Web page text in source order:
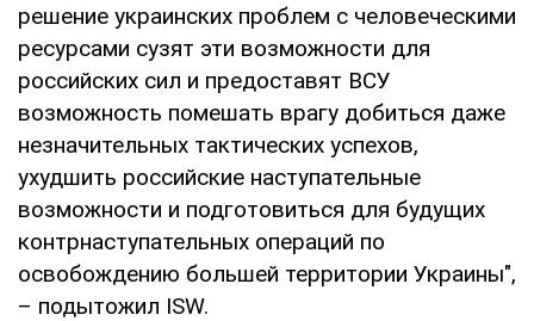
решение украинских проблем с человеческими
ресурсами сузят эти возможности для
российских сил и предоставят ВСУ
возможность помешать врагу добиться даже
незначительных тактических успехов,
ухудшить российские наступательные
возможности и подготовиться для будущих
контрнаступательных операций по
освобождению большей территории Украины",
– подытожил ISW.